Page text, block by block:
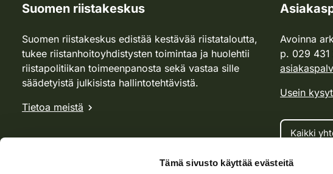
Tämä sivusto käyttää evästeitä
Suomen riistakeskus
Suomen riistakeskus edistää kestävää riistataloutta,
tukee riistanhoitoyhdistysten toimintaa ja huolehtii
riistapolitiikan toimeenpanosta sekä vastaa sille
säädetyistä julkisista hallintotehtävistä.
Tietoa meistä
Avoinna
p. 029 431
Usein
Kaikki